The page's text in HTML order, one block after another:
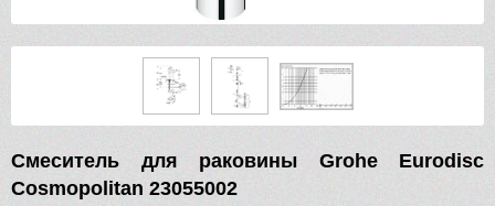
Смеситель для раковины Grohe Eurodisc
Cosmopolitan 23055002